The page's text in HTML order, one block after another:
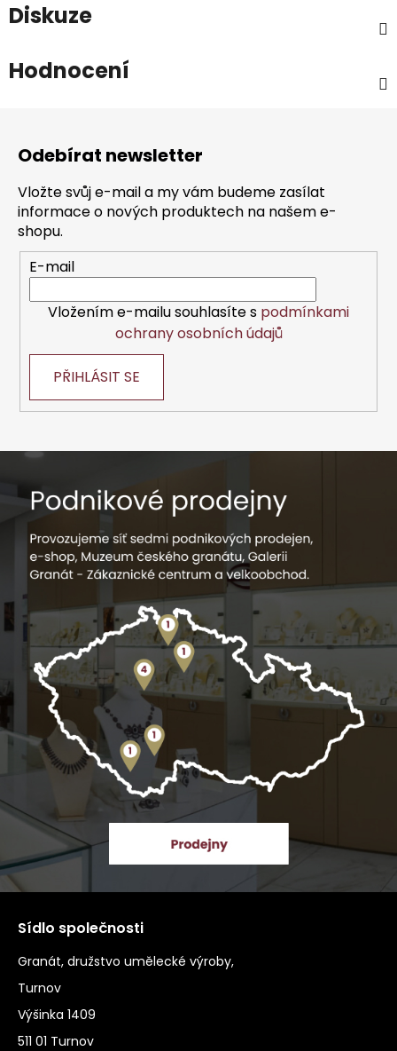
Diskuze
Hodnocení
Odebírat newsletter
Vložte svůj e-mail a my vám budeme zasílat
informace o nových produktech na našem e-
shopu.
E-mail
Vložením e-mailu souhlasíte s podmínkami
ochrany osobních údajů
PŘIHLÁSIT SE
Sídlo společnosti
Granát, družstvo umělecké výroby,
Turnov
Výšinka 1409
511 01 Turnov